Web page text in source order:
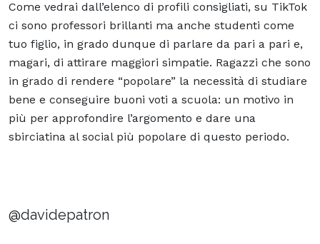
Come vedrai dall’elenco di profili consigliati, su TikTok
ci sono professori brillanti ma anche studenti come
tuo figlio, in grado dunque di parlare da pari a pari e,
magari, di attirare maggiori simpatie. Ragazzi che sono
in grado di rendere “popolare” la necessità di studiare
bene e conseguire buoni voti a scuola: un motivo in
più per approfondire l’argomento e dare una
sbirciatina al social più popolare di questo periodo.
@davidepatron